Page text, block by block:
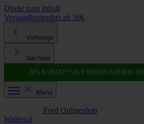
Direkt zum Inhalt
Versandkostenfrei ab 30€
Vorherige
Nächste
20% RABATT** AUF DIESEN ARTIKEL
Menü
Ford Onlineshop
Widerruf